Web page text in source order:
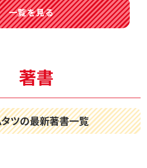
一覧を見る
著書
タツの最新著書一覧